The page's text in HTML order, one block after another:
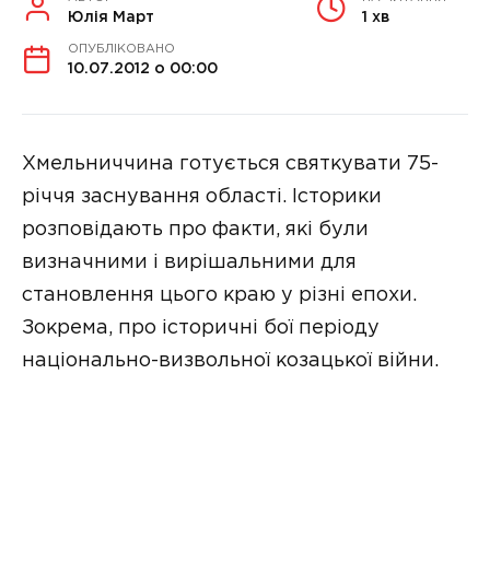
Юлія Март 1 хв
ОПУБЛІКОВАНО
10.07.2012 о 00:00
Хмельниччина готується святкувати 75-
річчя заснування області. Історики
розповідають про факти, які були
визначними і вирішальними для
становлення цього краю у різні епохи.
Зокрема, про історичні бої періоду
національно-визвольної козацької війни.